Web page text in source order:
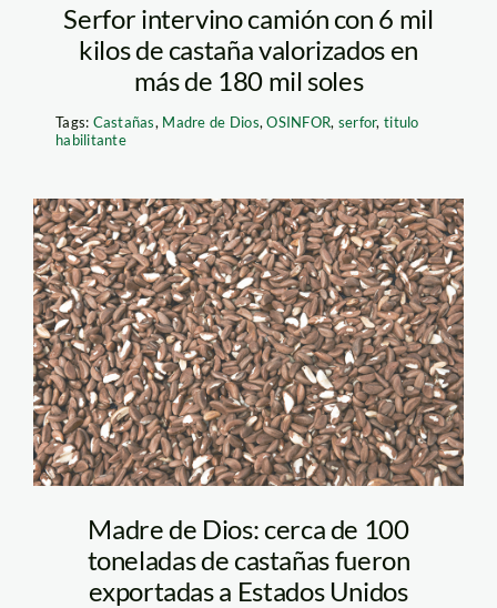
Serfor intervino camión con 6 mil
kilos de castaña valorizados en
más de 180 mil soles
Tags: Castañas, Madre de Dios,OSINFOR, serfor, titulo
habilitante
castañas-madre-de-
dios-Thomas-Muller-
SPDA
Madre de Dios: cerca de 100
toneladas de castañas fueron
exportadas a Estados Unidos